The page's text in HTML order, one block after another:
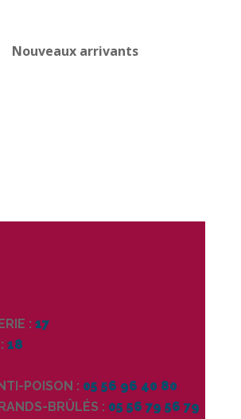
Nouveaux arrivants
: 17
18
POISON : 05 56 96 40 80
BRÛLÉS : 05 56 79 56 79